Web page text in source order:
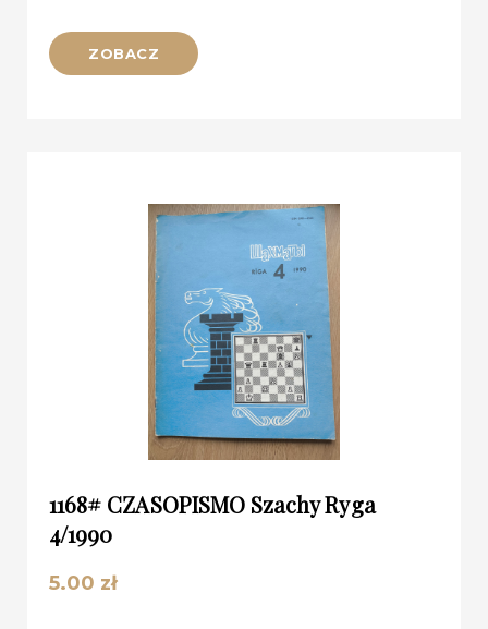
ZOBACZ
1168# CZASOPISMO Szachy Ryga
4/1990
5.00 zł